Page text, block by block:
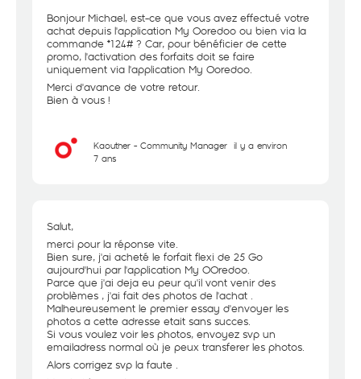
Bonjour Michael, est-ce que vous avez effectué votre
achat depuis l'application My Ooredoo ou bien via la
commande *124# ? Car, pour bénéficier de cette
promo, l'activation des forfaits doit se faire
uniquement via l'application My Ooredoo.
Merci d'avance de votre retour.
Bien à vous !
Kaouther - Community Manager il y a environ
7 ans
Salut,
merci pour la réponse vite.
Bien sure, j'ai acheté le forfait flexi de 25 Go
aujourd'hui par l'application My OOredoo.
Parce que j'ai deja eu peur qu'il vont venir des
problèmes , j'ai fait des photos de l'achat .
Malheureusement le premier essay d'envoyer les
photos a cette adresse etait sans succes.
Si vous voulez voir les photos, envoyez svp un
emailadress normal où je peux transferer les photos.
Alors corrigez svp la faute .